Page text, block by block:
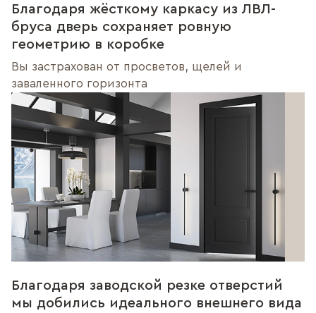
Благодаря жёсткому каркасу из ЛВЛ-
бруса дверь сохраняет ровную
геометрию в коробке
Вы застрахован от просветов, щелей и
заваленного горизонта
Благодаря заводской резке отверстий
мы добились идеального внешнего вида